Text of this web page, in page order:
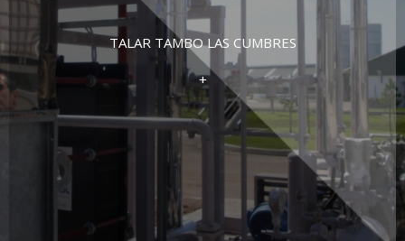
TALAR TAMBO LAS CUMBRES
+